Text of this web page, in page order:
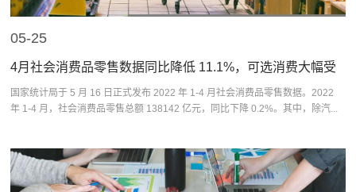
05-25
4月社会消费品零售数据同比降低 11.1%，可选消费大幅受
挫
国家统计局于 5 月 16 日正式发布 2022 年 1-4 月社会消费品零售数据。2022
年 1-4 月，社会消费品零售总额 138142 亿元，同比下降 0.2%。其中，除汽...